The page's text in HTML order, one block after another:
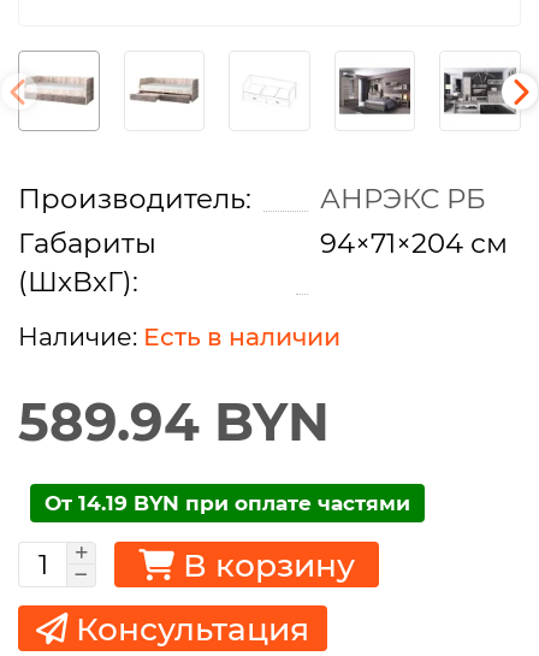
Производитель:
АНРЭКС РБ
Габариты
(ШхВхГ):
94×71×204 см
Есть в наличии
589.94 BYN
От 14.19 BYN при оплате частями
В корзину
Консультация